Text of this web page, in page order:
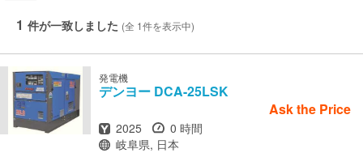
1 件が一致しました (全 1件を表示中)
発電機
デンヨー DCA-25LSK
Ask the Price
年式
2025 時間
0 時間
場所
岐阜県, 日本